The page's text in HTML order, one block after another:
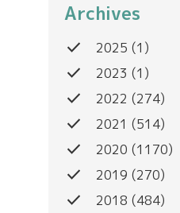
Archives
done 2025 (1)
done 2023 (1)
done 2022 (274)
done 2021 (514)
done 2020 (1170)
done 2019 (270)
done 2018 (484)